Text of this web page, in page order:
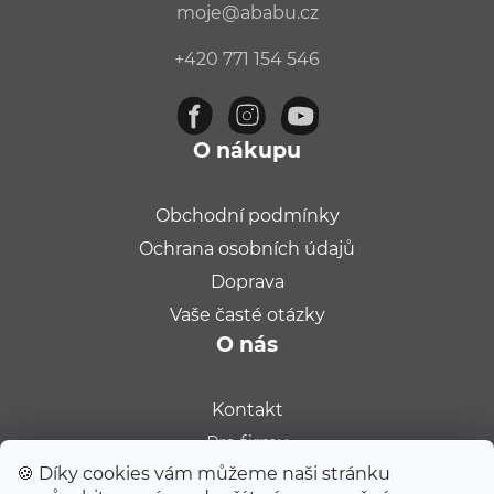
🍪 Díky cookies vám můžeme naši stránku
moje@ababu.cz
+420 771 154 546
O nákupu
Obchodní podmínky
Ochrana osobních údajů
Doprava
Vaše časté otázky
O nás
Kontakt
Pro firmy
Velkoobchod